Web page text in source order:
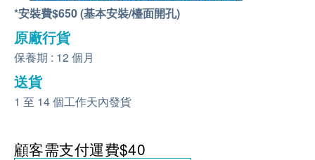
*安裝費$650 (基本安裝/檯面開孔)
原廠行貨
保養期 : 12 個月
送貨
1 至 14 個工作天內發貨
顧客需支付運費$40